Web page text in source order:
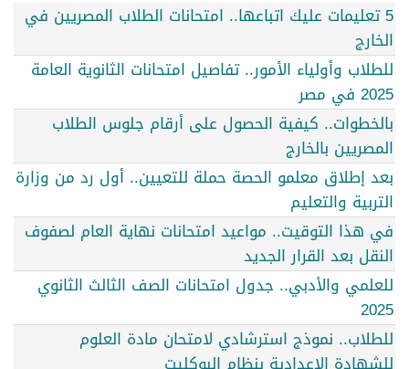
5 تعليمات عليك اتباعها.. امتحانات الطلاب المصريين في
الخارج
للطلاب وأولياء الأمور.. تفاصيل امتحانات الثانوية العامة
2025 في مصر
بالخطوات.. كيفية الحصول على أرقام جلوس الطلاب
المصريين بالخارج
بعد إطلاق معلمو الحصة حملة للتعيين.. أول رد من وزارة
التربية والتعليم
في هذا التوقيت.. مواعيد امتحانات نهاية العام لصفوف
النقل بعد القرار الجديد
للعلمي والأدبي.. جدول امتحانات الصف الثالث الثانوي
2025
للطلاب.. نموذج استرشادي لامتحان مادة العلوم